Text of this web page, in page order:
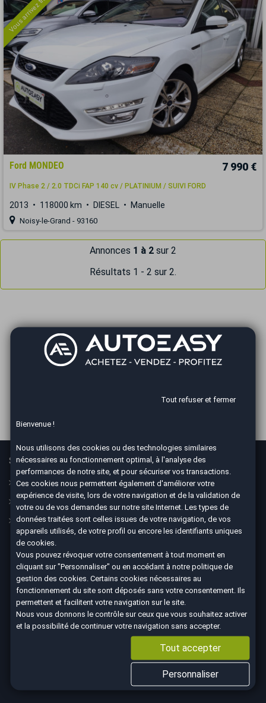
Ford MONDEO 7 990 €
IV Phase 2 / 2.0 TDCi FAP 140 cv / PLATINIUM / SUIVI FORD
2013 118000 km DIESEL Manuelle
Noisy-le-Grand - 93160
Annonces 1 à 2 sur 2
Résultats 1 - 2 sur 2.
ILS PARLENT DE NOUS
Services
Guide
Assurance
Financement
En savoir plus
Le concept
Nos CGV
Mesures sanitaires
Données personnelles
Nous suivre
8590 avis Google
Tout refuser et fermer
Bienvenue !
Nous utilisons des cookies ou des technologies similaires
nécessaires au fonctionnement optimal, à l'analyse des
performances de notre site, et pour sécuriser vos transactions.
Ces cookies nous permettent également d'améliorer votre
expérience de visite, lors de votre navigation et de la validation de
votre ou de vos demandes sur notre site Internet. Les types de
données traitées sont celles issues de votre navigation, de vos
appareils utilisés, de votre profil ou encore les identifiants uniques
de cookies.
Vous pouvez révoquer votre consentement à tout moment en
cliquant sur "Personnaliser" ou en accédant à notrepolitique de
gestion des cookies . Certains cookies nécessaires au
fonctionnement du site sont déposés sans votre consentement. Ils
permettent et facilitent votre navigation sur le site.
Nous vous donnons le contrôle sur ceux que vous souhaitez activer
et la possibilité de continuer votre navigation sans accepter.
Tout accepter
Personnaliser